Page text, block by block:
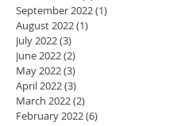
September 2022(1)
August 2022(1)
July 2022(3)
June 2022(2)
May 2022(3)
April 2022(3)
March 2022(2)
February 2022(6)